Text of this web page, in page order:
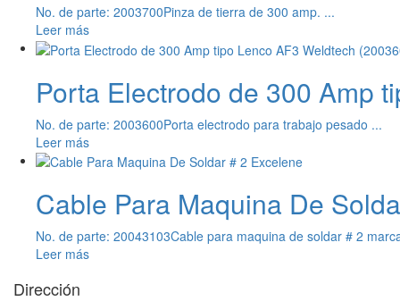
No. de parte: 2003700Pinza de tierra de 300 amp. ...
Leer más
Porta Electrodo de 300 Amp
No. de parte: 2003600Porta electrodo para trabajo pesado ...
Leer más
Cable Para Maquina De
No. de parte: 20043103Cable para maquina de soldar # 2
Leer más
Dirección